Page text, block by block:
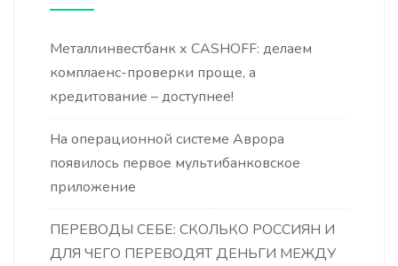
Металлинвестбанк х CASHOFF: делаем
комплаенс-проверки проще, а
кредитование – доступнее!
На операционной системе Аврора
появилось первое мультибанковское
приложение
ПЕРЕВОДЫ СЕБЕ: СКОЛЬКО РОССИЯН И
ДЛЯ ЧЕГО ПЕРЕВОДЯТ ДЕНЬГИ МЕЖДУ